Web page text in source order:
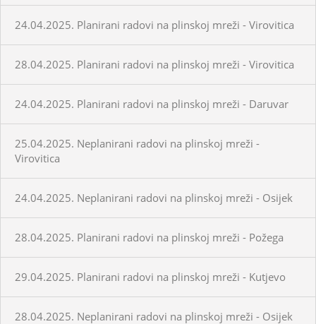
24.04.2025. Planirani radovi na plinskoj mreži - Virovitica
28.04.2025. Planirani radovi na plinskoj mreži - Virovitica
24.04.2025. Planirani radovi na plinskoj mreži - Daruvar
25.04.2025. Neplanirani radovi na plinskoj mreži -
Virovitica
24.04.2025. Neplanirani radovi na plinskoj mreži - Osijek
28.04.2025. Planirani radovi na plinskoj mreži - Požega
29.04.2025. Planirani radovi na plinskoj mreži - Kutjevo
28.04.2025. Neplanirani radovi na plinskoj mreži - Osijek